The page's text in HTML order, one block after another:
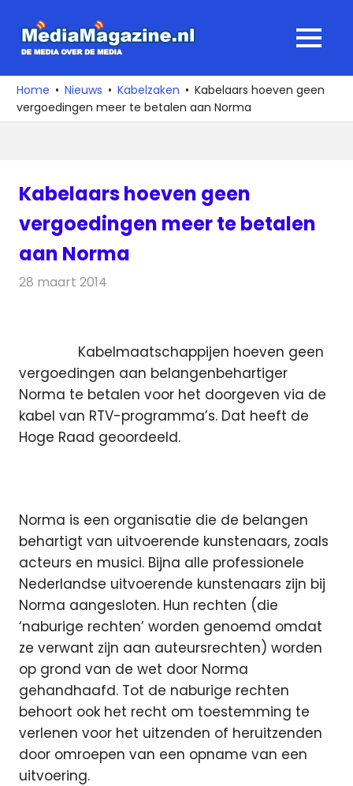
naar
media
over
de
MENU
Home Nieuws Kabelzaken
Kabelaars hoeven geen
vergoedingen meer te betalen aan Norma
Kabelaars hoeven geen
vergoedingen meer te betalen
aan Norma
28 maart 2014
Kabelmaatschappijen hoeven geen
vergoedingen aan belangenbehartiger
Norma te betalen voor het doorgeven via de
kabel van RTV-programma’s. Dat heeft de
Hoge Raad geoordeeld.
Norma is een organisatie die de belangen
behartigt van uitvoerende kunstenaars, zoals
acteurs en musici. Bijna alle professionele
Nederlandse uitvoerende kunstenaars zijn bij
Norma aangesloten. Hun rechten (die
‘naburige rechten’ worden genoemd omdat
ze verwant zijn aan auteursrechten) worden
op grond van de wet door Norma
gehandhaafd. Tot de naburige rechten
behoort ook het recht om toestemming te
verlenen voor het uitzenden of heruitzenden
door omroepen van een opname van een
uitvoering.